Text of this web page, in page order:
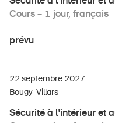
Cours – 1 jour, français
prévu
22 septembre 2027
Bougy-Villars
Sécurité à l'intérieur et